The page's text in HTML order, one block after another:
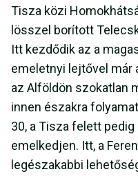
Tisza közi
lösszel borított
Itt kezdődik az a
emeletnyi lejtővel már
az Alföldön szokatlan
innen északra
30, a Tisza felett
emelkedjen. Itt, a
legészakabbi